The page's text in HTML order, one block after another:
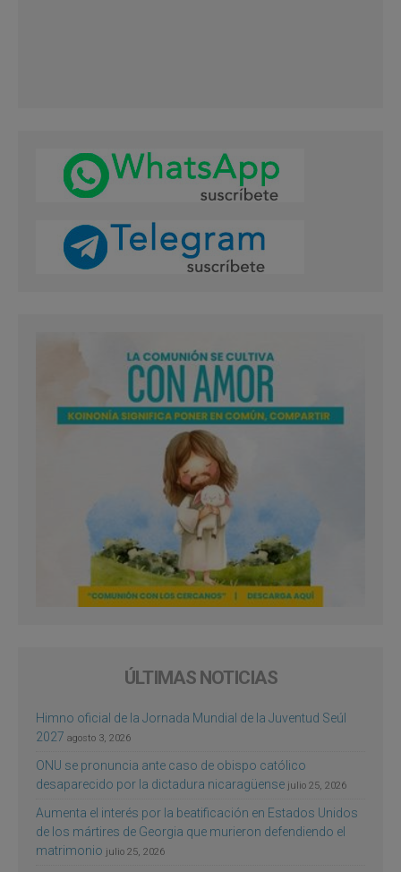
ÚLTIMAS NOTICIAS
Himno oficial de la Jornada Mundial de la Juventud Seúl
2027 agosto 3, 2026
ONU se pronuncia ante caso de obispo católico
desaparecido por la dictadura nicaragüense julio 25, 2026
Aumenta el interés por la beatificación en Estados Unidos
de los mártires de Georgia que murieron defendiendo el
matrimonio julio 25, 2026